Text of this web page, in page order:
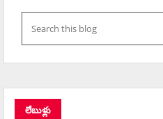
లేబుళ్లు